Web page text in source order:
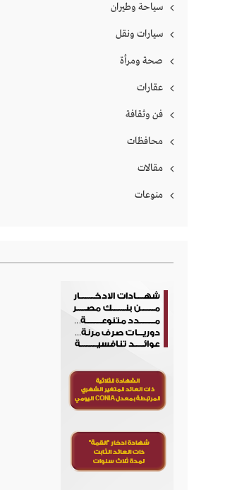
سياحة وطيران
سيارات ونقل
صحة ومرأة
عقارات
فن وثقافة
محافظات
مقالات
منوعات